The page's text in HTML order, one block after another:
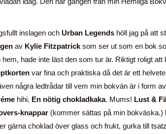
inslagen och Urban Legends höll jag på att
av Kylie Fitzpatrick som ser ut som en bok
hade inte läst den som tur är. Riktigt roligt
var fina och praktiska då det är ett
några ledtrådar till vem min bokvän är i form av
hihi. En nötig chokladkaka. Mums! Lust &
knappar (kommer sättas på min bokväska.)
gärna choklad över glass och frukt, gurka till